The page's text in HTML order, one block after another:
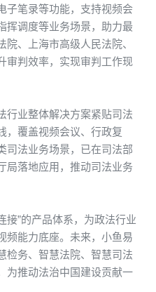
子笔录等功能，支持视频会
挥调度等业务场景，助力最
院、 上海市高级人民法院、
审判效率， 实现审判 工作现
行业整体解决方案紧贴司法
，覆盖视频会议、行政复
司法业务场景，已在司法部
局落地应用，推动司法业务
接”的产品体系， 为政法行业
频能力底座。未来，小鱼易
检务、智慧法院、智慧司法
为推动法治中国建设贡献一